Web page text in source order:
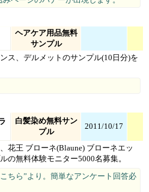
ヘアケア用品無料
サンプル
ス、デルメットのサンプル(10日分)を
白髪染め無料サン
プル
2011/10/17
花王 ブローネ(Blaune) ブローネエッ
の無料体験モニター5000名募集。
ちら”より。簡単なアンケート回答必